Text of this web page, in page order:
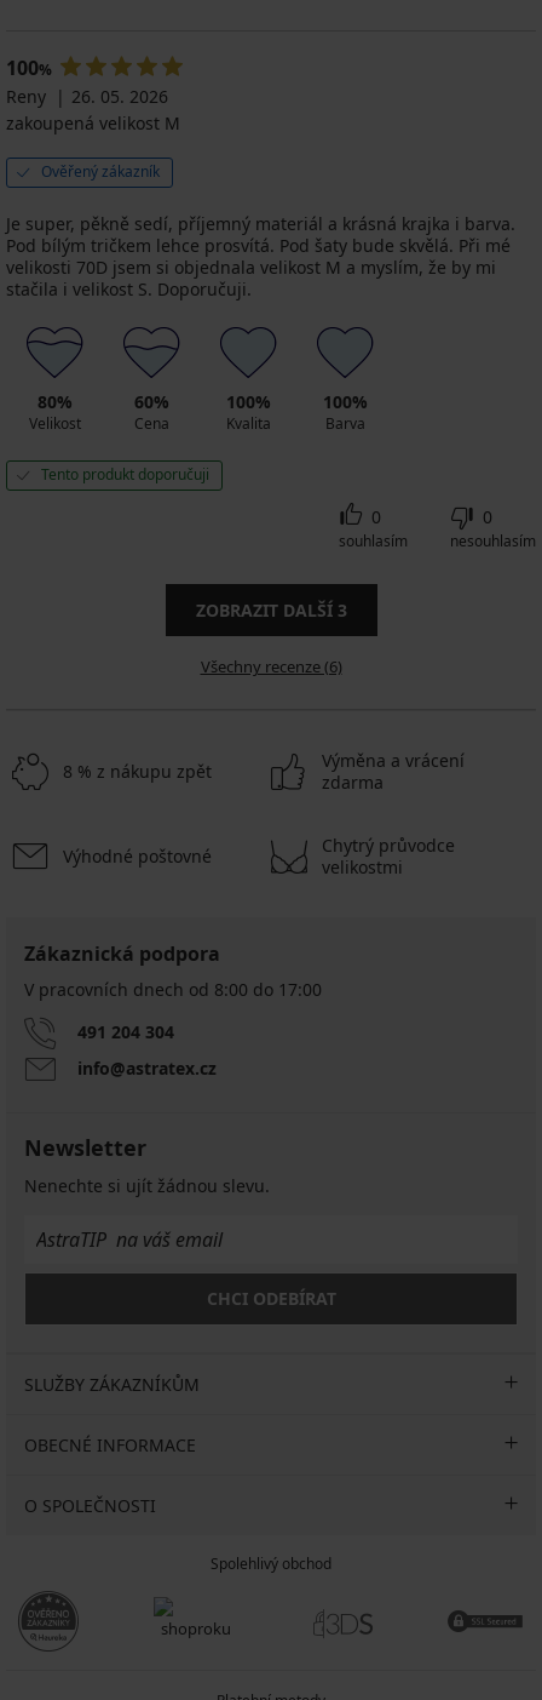
100%
Reny
26. 05. 2026
zakoupená velikost M
Ověřený zákazník
Je super, pěkně sedí, příjemný materiál a krásná krajka i barva.
Pod bílým tričkem lehce prosvítá. Pod šaty bude skvělá. Při mé
velikosti 70D jsem si objednala velikost M a myslím, že by mi
stačila i velikost S. Doporučuji.
80%
Velikost
60%
Cena
100%
Kvalita
100%
Barva
Tento produkt doporučuji
0
souhlasím
0
nesouhlasím
ZOBRAZIT DALŠÍ 3
Všechny recenze (6)
8 % z nákupu zpět
Výměna a vrácení
zdarma
Výhodné poštovné
Chytrý průvodce
velikostmi
Zákaznická podpora
V pracovních dnech od 8:00 do 17:00
491 204 304
info@astratex.cz
Newsletter
Nenechte si ujít žádnou slevu.
CHCI ODEBÍRAT
SLUŽBY ZÁKAZNÍKŮM
OBECNÉ INFORMACE
O SPOLEČNOSTI
Spolehlivý obchod